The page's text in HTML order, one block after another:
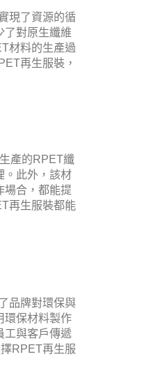
現了資源的循
了對原生纖維
材料的生產過
再生服裝，
產的RPET纖
。此外，該材
場合，都能提
再生服裝都能
品牌對環保與
環保材料製作
工與客戶傳遞
RPET再生服